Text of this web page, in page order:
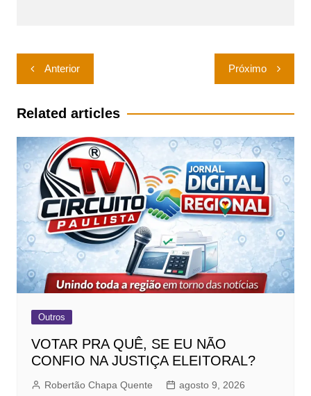
Navegação
de
Post
Anterior Próximo
Related articles
Outros
VOTAR PRA QUÊ, SE EU NÃO
CONFIO NA JUSTIÇA ELEITORAL?
Robertão Chapa Quente
agosto 9, 2026